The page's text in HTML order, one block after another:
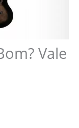
Vale